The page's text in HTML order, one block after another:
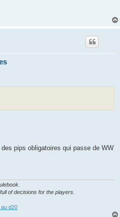
pips obligatoires qui passe de WW
of decisions for the players
d20